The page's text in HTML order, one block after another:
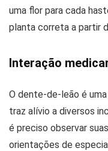
uma flor para cada
planta correta a partir
Interação
O dente-de-leão é
traz alívio a diversos
é preciso observar
orientações de